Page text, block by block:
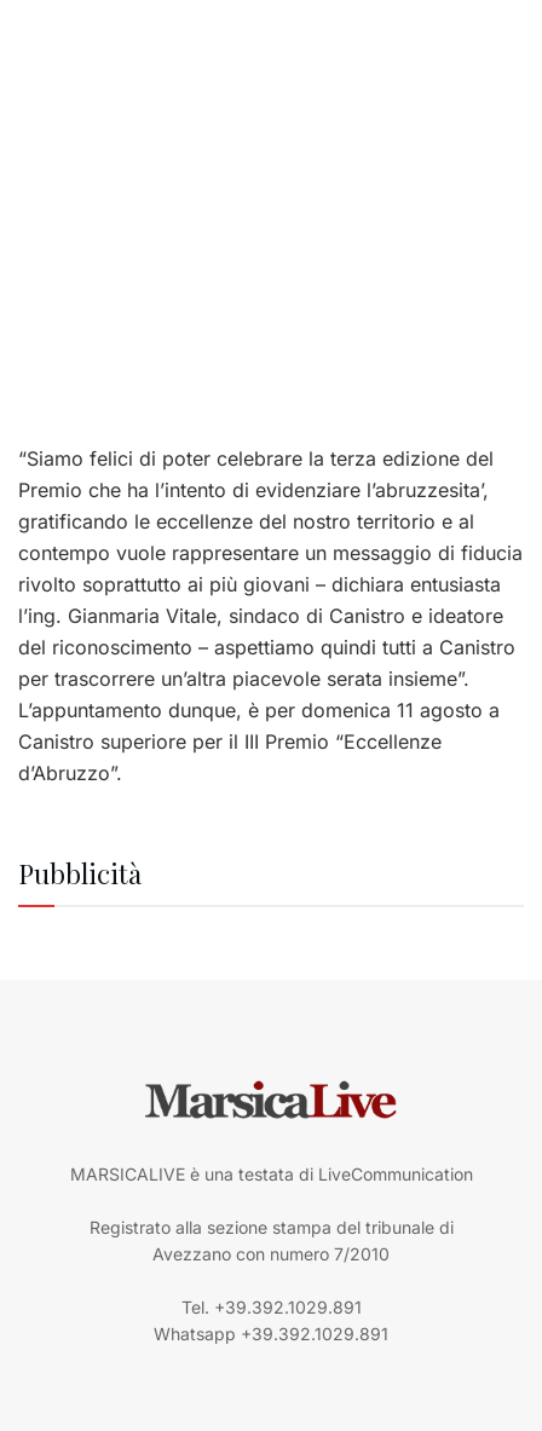
“Siamo felici di poter celebrare la terza edizione del
Premio che ha l’intento di evidenziare l’abruzzesita’,
gratificando le eccellenze del nostro territorio e al
contempo vuole rappresentare un messaggio di fiducia
rivolto soprattutto ai più giovani – dichiara entusiasta
l’ing. Gianmaria Vitale, sindaco di Canistro e ideatore
del riconoscimento – aspettiamo quindi tutti a Canistro
per trascorrere un’altra piacevole serata insieme”.
L’appuntamento dunque, è per domenica 11 agosto a
Canistro superiore per il III Premio “Eccellenze
d’Abruzzo”.
Pubblicità
MARSICALIVE è una testata di LiveCommunication
Registrato alla sezione stampa del tribunale di
Avezzano con numero 7/2010
Tel. +39.392.1029.891
Whatsapp +39.392.1029.891